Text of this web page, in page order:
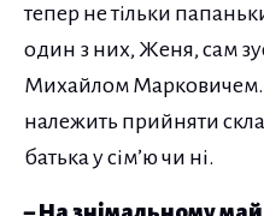
тепер не тільки
один з них, Женя, сам
Михайлом Марковичем.
належить прийняти
батька у сім’ю чи ні.